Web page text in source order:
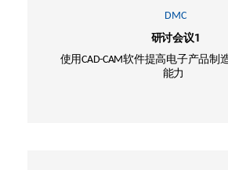
DMC
研讨会议1
使用CAD-CAM软件提高电子产品制
能力